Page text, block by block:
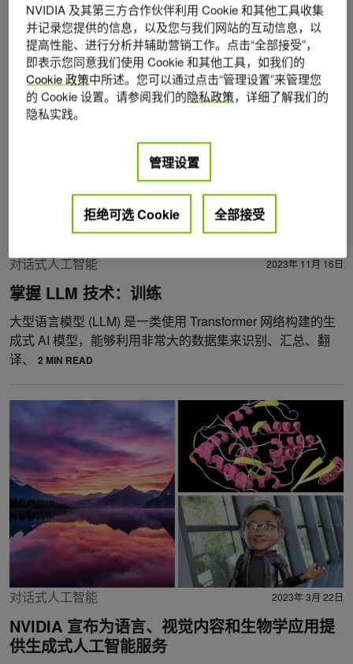
Posts by Tiffany Yeung
对话式人工智能 2023年 11月 16日
掌握 LLM 技术：训练
大型语言模型 (LLM) 是一类使用 Transformer 网络构建的生
成式 AI 模型，能够利用非常大的数据集来识别、汇总、翻
译、
2 MIN READ
对话式人工智能 2023年 3月 22日
NVIDIA 宣布为语言、视觉内容和生物学应用提
供生成式人工智能服务
NVIDIA 及其第三方合作伙伴利用 Cookie 和其他工具收集
并记录您提供的信息，以及您与我们网站的互动信息，以
提高性能、进行分析并辅助营销工作。点击“全部接受”，
即表示您同意我们使用 Cookie 和其他工具，如我们的
Cookie 政策中所述。您可以通过点击“管理设置”来管理您
的 Cookie 设置。请参阅我们的隐私政策，详细了解我们的
隐私实践。
管理设置
拒绝可选 Cookie 全部接受